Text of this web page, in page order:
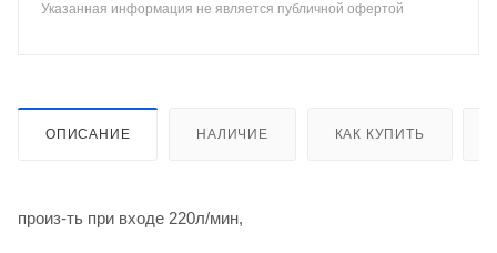
Указанная информация не является публичной офертой
ОПИСАНИЕ НАЛИЧИЕ КАК КУПИТЬ
произ-ть при входе 220л/мин,